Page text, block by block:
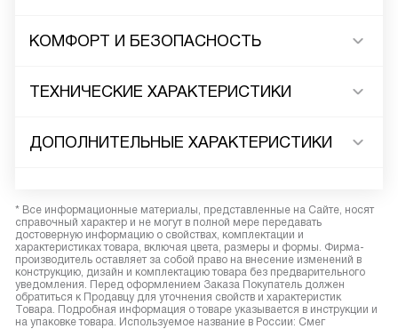
КОМФОРТ И БЕЗОПАСНОСТЬ
ТЕХНИЧЕСКИЕ ХАРАКТЕРИСТИКИ
ДОПОЛНИТЕЛЬНЫЕ ХАРАКТЕРИСТИКИ
* Все информационные материалы, представленные на Сайте, носят
справочный характер и не могут в полной мере передавать
достоверную информацию о свойствах, комплектации и
характеристиках товара, включая цвета, размеры и формы. Фирма-
производитель оставляет за собой право на внесение изменений в
конструкцию, дизайн и комплектацию товара без предварительного
уведомления. Перед оформлением Заказа Покупатель должен
обратиться к Продавцу для уточнения свойств и характеристик
Товара. Подробная информация о товаре указывается в инструкции и
на упаковке товара. Используемое название в России: Смег